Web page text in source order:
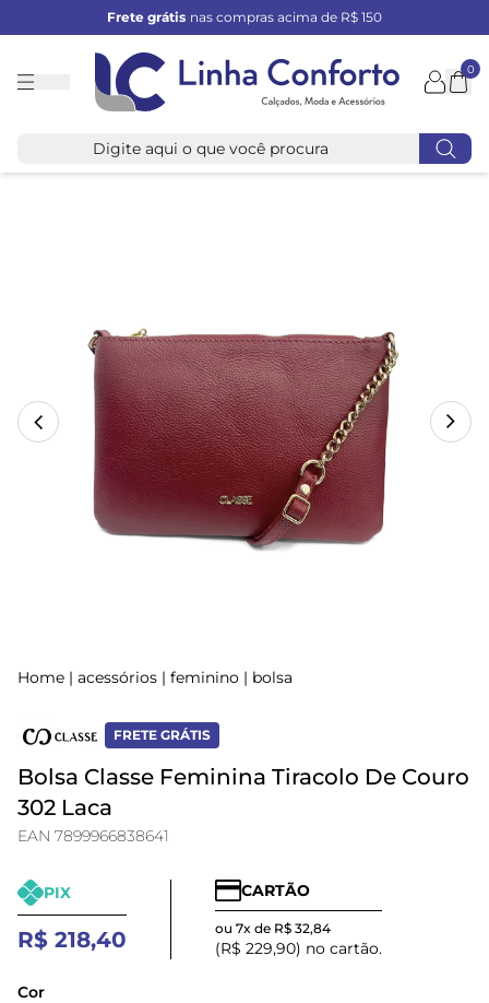
Frete grátis nas compras acima de R$ 150
Linha
0
Home | acessórios | feminino | bolsa
FRETE GRÁTIS
Bolsa Classe Feminina Tiracolo De Couro
302 Laca
EAN 7899966838641
PIX
R$ 218,40
CARTÃO
ou 7x de R$ 32,84
(R$ 229,90) no cartão.
Cor